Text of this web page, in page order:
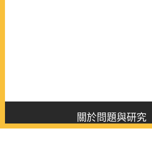
關於問題與研究
About this journal